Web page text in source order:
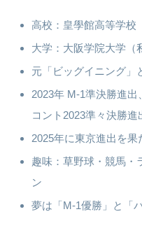
高校：皇學館高等学校
大学：大阪学院大学（
元「ビッグイニング」
2023年 M-1準決勝進
コント2023準々決勝進
2025年に東京進出を果
趣味：草野球・競馬・
ン
夢は「M-1優勝」と「